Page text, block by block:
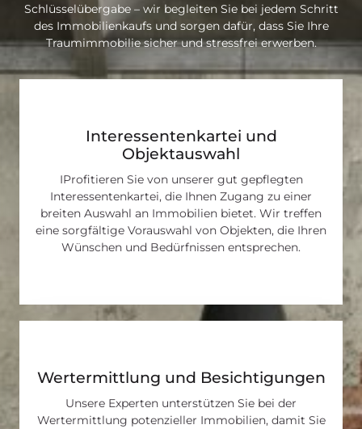
Schlüsselübergabe – wir begleiten Sie bei jedem Schritt
des Immobilienkaufs und sorgen dafür, dass Sie Ihre
Traumimmobilie sicher und stressfrei erwerben.
Interessentenkartei und
Objektauswahl
IProfitieren Sie von unserer gut gepflegten
Interessentenkartei, die Ihnen Zugang zu einer
breiten Auswahl an Immobilien bietet. Wir treffen
eine sorgfältige Vorauswahl von Objekten, die Ihren
Wünschen und Bedürfnissen entsprechen.
Wertermittlung und Besichtigungen
Unsere Experten unterstützen Sie bei der
Wertermittlung potenzieller Immobilien, damit Sie